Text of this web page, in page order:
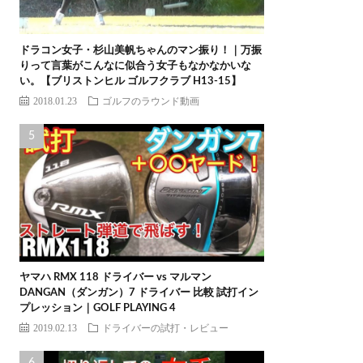
ドラコン女子・杉山美帆ちゃんのマン振り！｜万振
りって言葉がこんなに似合う女子もなかなかいな
い。【ブリストンヒル ゴルフクラブ H13-15】
2018.01.23 ゴルフのラウンド動画
ヤマハ RMX 118 ドライバー vs マルマン
DANGAN（ダンガン）7 ドライバー 比較 試打イン
プレッション｜GOLF PLAYING 4
2019.02.13 ドライバーの試打・レビュー